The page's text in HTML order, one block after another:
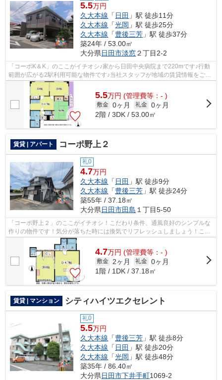
5.5万円
久大本線 「 日田 」駅 徒歩11分
久大本線 「光岡 」駅 徒歩25分
久大本線 「豊後三芳 」駅 徒歩37分
築24年 / 53.00㎡
大分県日田市淡窓２丁目2-2
「コーポK＆K」のここがイチオシ♪家から日田中央病院まで220mです♪行動
範囲が広がる2駅利用可能な物件です♪当社スタッフが地域の賃貸情報をご提
供いたします♪お客様のこだわりやご要望...
5.5万円 (管理費等：- )
敷金 0ヶ月 礼金 0ヶ月
2階 / 3DK / 53.00㎡
賃貸 | アパート コーポ野上２
礼0
4.7万円
久大本線 「 日田 」駅 徒歩9分
久大本線 「豊後三芳 」駅 徒歩24分
築55年 / 37.18㎡
大分県日田市田島 １丁目5-50
「コーポ野上２」のここがイチオシ！こだわり条件、通風良好のシンプルな
作りの物件です！気分が落ちた時には換気でリフレッシュしましょう！こち
らの物件はアパートです！近くに2駅あ...
4.7万円 (管理費等：- )
敷金 2ヶ月 礼金 0ヶ月
1階 / 1DK / 37.18㎡
賃貸 | マンション シティハイツエクセレント
礼0
5.5万円
久大本線 「豊後三芳 」駅 徒歩8分
久大本線 「 日田 」駅 徒歩20分
久大本線 「光岡 」駅 徒歩48分
築35年 / 86.40㎡
大分県日田市下井手町1069-2